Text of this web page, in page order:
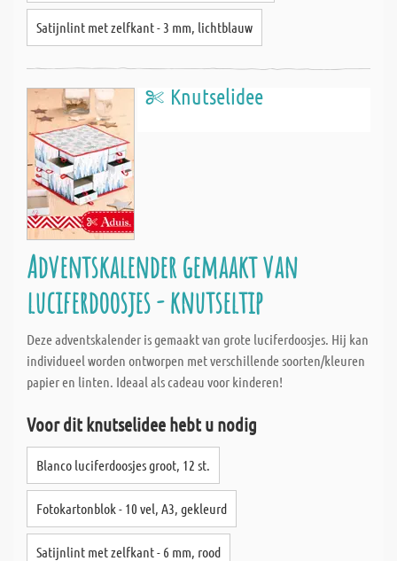
Satijnlint met zelfkant - 3 mm, lichtblauw
Knutselidee
Adventskalender gemaakt van
luciferdoosjes - knutseltip
Deze adventskalender is gemaakt van grote luciferdoosjes. Hij kan
individueel worden ontworpen met verschillende soorten/kleuren
papier en linten. Ideaal als cadeau voor kinderen!
Voor dit knutselidee hebt u nodig
Blanco luciferdoosjes groot, 12 st.
Fotokartonblok - 10 vel, A3, gekleurd
Satijnlint met zelfkant - 6 mm, rood